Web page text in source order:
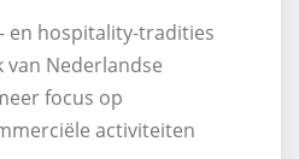
en hospitality-tradities
van Nederlandse
focus op
activiteiten